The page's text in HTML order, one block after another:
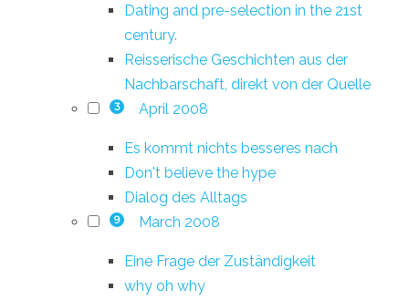
Dating and pre-selection in the 21st
century.
Reisserische Geschichten aus der
Nachbarschaft, direkt von der Quelle
3 April 2008
Es kommt nichts besseres nach
Don't believe the hype
Dialog des Alltags
9 March 2008
Eine Frage der Zuständigkeit
why oh why